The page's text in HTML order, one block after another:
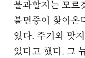
불과할지는 모르
불면증이 찾아온
있다. 주기와 맞
있다고 했다. 그